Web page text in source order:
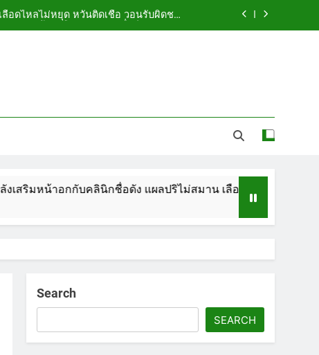
อดไหลไม่หยุด หวั่นติดเชื้อ วอนรับผิดชอบ
5.7 ล้าน ปรับ ห้องประชุม–ห้องผู้บริหาร
อดไหลไม่หยุด หวั่นติดเชื้อ วอนรับผิดชอบ
บ 5.7 ล้าน ปรับ ห้องประชุม–ห้องผู้บริหาร
กับคลินิกชื่อดัง แผลปริไม่สมาน เลือดไหลไม่หยุด หวั่นติดเชื้อ วอ
Search
SEARCH